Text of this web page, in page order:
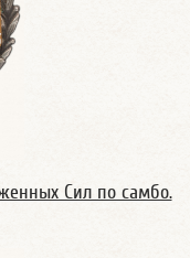
Сил по самбо.